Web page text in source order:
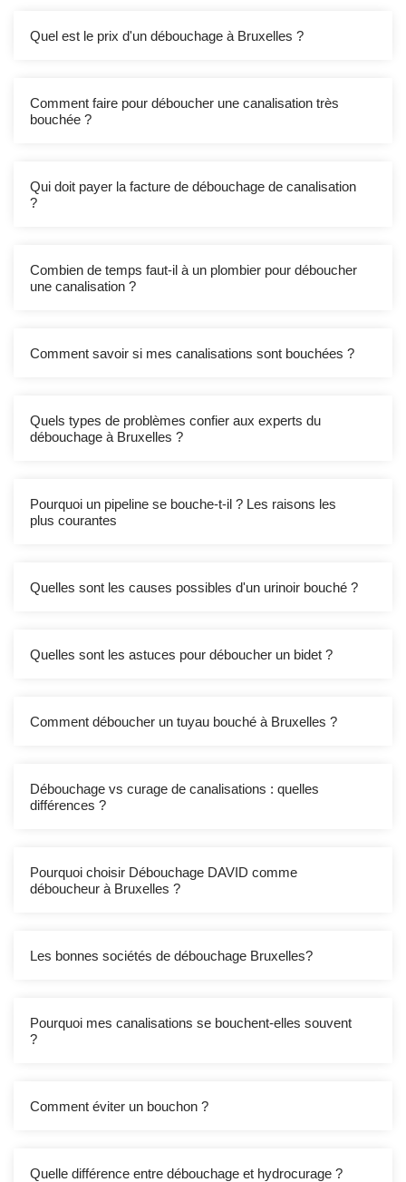
Quel est le prix d'un débouchage à Bruxelles ?
Comment faire pour déboucher une canalisation très
bouchée ?
Qui doit payer la facture de débouchage de canalisation
?
Combien de temps faut-il à un plombier pour déboucher
une canalisation ?
Comment savoir si mes canalisations sont bouchées ?
Quels types de problèmes confier aux experts du
débouchage à Bruxelles ?
Pourquoi un pipeline se bouche-t-il ? Les raisons les
plus courantes
Quelles sont les causes possibles d'un urinoir bouché ?
Quelles sont les astuces pour déboucher un bidet ?
Comment déboucher un tuyau bouché à Bruxelles ?
Débouchage vs curage de canalisations : quelles
différences ?
Pourquoi choisir Débouchage DAVID comme
déboucheur à Bruxelles ?
Les bonnes sociétés de débouchage Bruxelles?
Pourquoi mes canalisations se bouchent-elles souvent
?
Comment éviter un bouchon ?
Quelle différence entre débouchage et hydrocurage ?